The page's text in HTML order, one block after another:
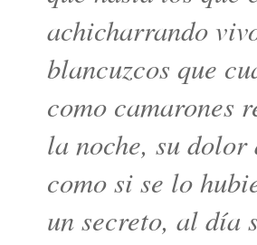
achicharrando
blancuzcos que
como camarones
la noche, su
como si se lo
un secreto, al día